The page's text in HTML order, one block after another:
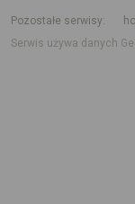
Pozostałe serwisy
Serwis używa danych